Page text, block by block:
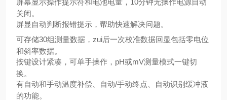
屏幕显示操作提示符和电池电量， 10分钟无操作电源自动
关闭。
屏显自动判断报错提示，帮助快速解决问题。
可存储30组测量数据，zui后一次校准数据回显包括零电位
和斜率数据。
按键设计紧凑，可单手操作， pH或mV测量模式一键切
换。
有自动和手动温度补偿、自动/手动终点、自动识别缓冲液
的功能。